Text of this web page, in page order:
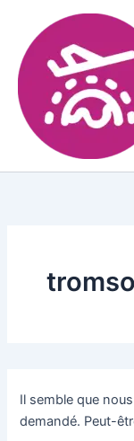
tromso
Il semble que
demandé. Peut-